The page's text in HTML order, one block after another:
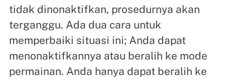
tidak dinonaktifkan, prosedurnya akan
terganggu. Ada dua cara untuk
memperbaiki situasi ini; Anda dapat
menonaktifkannya atau beralih ke mode
permainan. Anda hanya dapat beralih ke